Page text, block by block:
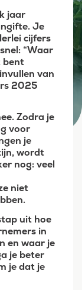
jaar
Je
cijfers
“Waar
bent
van
2025
Zodra je
voor
je
wordt
nog: veel
niet
uit hoe
in
en waar je
je beter
je dat je